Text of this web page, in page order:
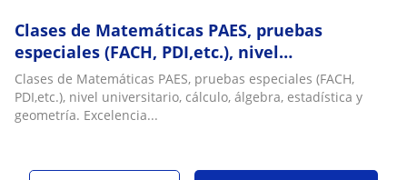
Clases de Matemáticas PAES, pruebas
especiales (FACH, PDI,etc.), nivel
universitario, cálculo, álgebra, estadística y
geometría. Excelencia
Clases de Matemáticas PAES, pruebas especiales (FACH,
PDI,etc.), nivel universitario, cálculo, álgebra, estadística y
geometría. Excelencia...